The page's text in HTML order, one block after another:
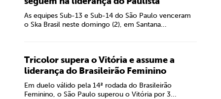
As equipes Sub-13 e Sub-14 do São Paulo venceram
o Ska Brasil neste domingo (2), em Santana...
Tricolor supera o Vitória e assume a
liderança do Brasileirão Feminino
Em duelo válido pela 14ª rodada do Brasileirão
Feminino, o São Paulo superou o Vitória por 3...